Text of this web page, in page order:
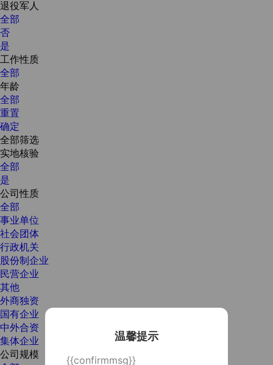
温馨提示
{{confirmmsg}}
退役军人
全部
否
是
工作性质
全部
年龄
全部
重置
确定
全部筛选
实地核验
全部
是
公司性质
全部
事业单位
社会团体
行政机关
股份制企业
民营企业
其他
外商独资
国有企业
中外合资
集体企业
公司规模